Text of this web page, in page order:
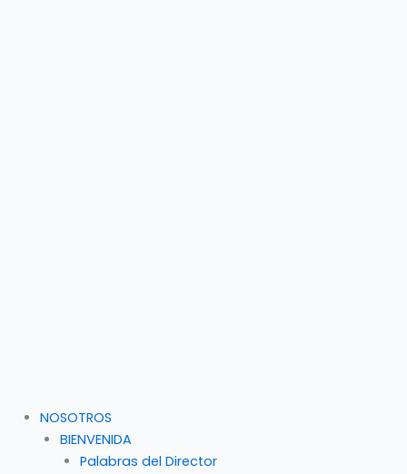
NOSOTROS
BIENVENIDA
Palabras del Director